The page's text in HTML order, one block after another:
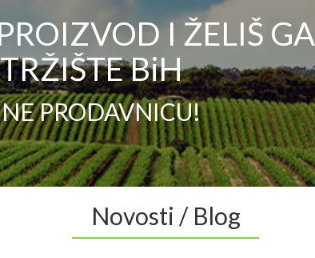
I ŽELIŠ GA
BiH
PRODAVNICU!
Novosti / Blog